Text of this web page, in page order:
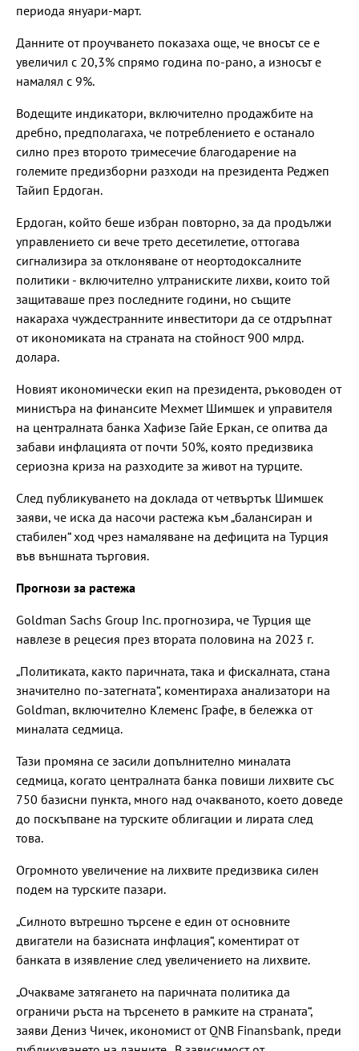
периода януари-март.
Данните от проучването показаха още, че вносът се е
увеличил с 20,3% спрямо година по-рано, а износът е
намалял с 9%.
Водещите индикатори, включително продажбите на
дребно, предполагаха, че потреблението е останало
силно през второто тримесечие благодарение на
големите предизборни разходи на президента Реджеп
Тайип Ердоган.
Ердоган, който беше избран повторно, за да продължи
управлението си вече трето десетилетие, оттогава
сигнализира за отклоняване от неортодоксалните
политики - включително ултраниските лихви, които той
защитаваше през последните години, но същите
накараха чуждестранните инвеститори да се отдръпнат
от икономиката на страната на стойност 900 млрд.
долара.
Новият икономически екип на президента, ръководен от
министъра на финансите Мехмет Шимшек и управителя
на централната банка Хафизе Гайе Еркан, се опитва да
забави инфлацията от почти 50%, която предизвика
сериозна криза на разходите за живот на турците.
След публикуването на доклада от четвъртък Шимшек
заяви, че иска да насочи растежа към „балансиран и
стабилен“ ход чрез намаляване на дефицита на Турция
във външната търговия.
Прогнози за растежа
Goldman Sachs Group Inc. прогнозира, че Турция ще
навлезе в рецесия през втората половина на 2023 г.
„Политиката, както паричната, така и фискалната, стана
значително по-затегната“, коментираха анализатори на
Goldman, включително Клеменс Графе, в бележка от
миналата седмица.
Тази промяна се засили допълнително миналата
седмица, когато централната банка повиши лихвите със
750 базисни пункта, много над очакваното, което доведе
до поскъпване на турските облигации и лирата след
това.
Огромното увеличение на лихвите предизвика силен
подем на турските пазари.
„Силното вътрешно търсене е един от основните
двигатели на базисната инфлация“, коментират от
банката в изявление след увеличението на лихвите.
„Очакваме затягането на паричната политика да
ограничи ръста на търсенето в рамките на страната“,
заяви Дениз Чичек, икономист от QNB Finansbank, преди